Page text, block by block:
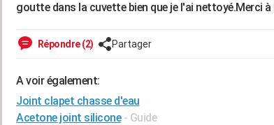
goutte dans la cuvette bien que je l'ai nettoyé.Merci à
Répondre (2) Partager
A voir également:
Joint clapet chasse d'eau
Acetone joint silicone - Guide